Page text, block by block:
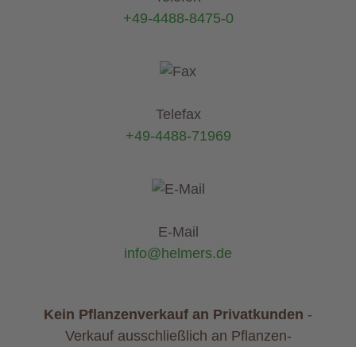
+49-4488-8475-0
Telefax
+49-4488-71969
E-Mail
info@helmers.de
Kein Pflanzenverkauf an Privatkunden -
Verkauf ausschließlich an Pflanzen-